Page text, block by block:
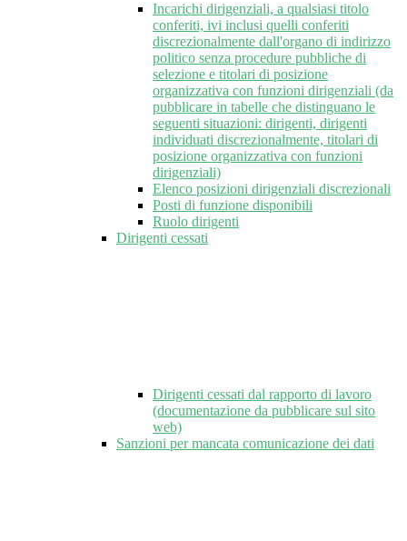
Incarichi dirigenziali, a qualsiasi titolo
conferiti, ivi inclusi quelli conferiti
discrezionalmente dall'organo di indirizzo
politico senza procedure pubbliche di
selezione e titolari di posizione
organizzativa con funzioni dirigenziali (da
pubblicare in tabelle che distinguano le
seguenti situazioni: dirigenti, dirigenti
individuati discrezionalmente, titolari di
posizione organizzativa con funzioni
dirigenziali)
Elenco posizioni dirigenziali discrezionali
Posti di funzione disponibili
Ruolo dirigenti
Dirigenti cessati
Dirigenti cessati dal rapporto di lavoro
(documentazione da pubblicare sul sito
web)
Sanzioni per mancata comunicazione dei dati